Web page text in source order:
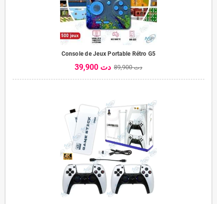
Console de Jeux Portable Rétro G5
39,900 دت 89,900 دت